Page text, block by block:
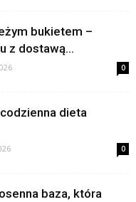
bukietem –
z dostawą...
0
dieta
0
baza, która